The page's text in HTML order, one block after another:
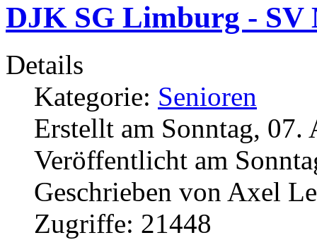
DJK SG Limburg - SV
Details
Kategorie: Senioren
Erstellt am Sonntag, 07.
Veröffentlicht am
Geschrieben von Axel
Zugriffe: 21448